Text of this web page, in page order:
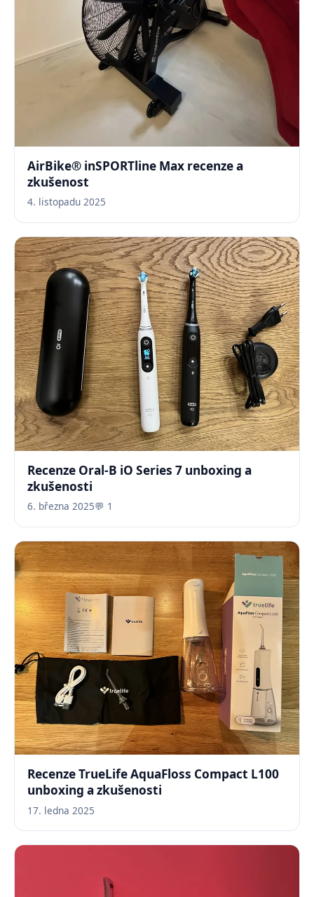
AirBike® inSPORTline Max recenze a
zkušenost
4. listopadu 2025
Recenze Oral-B iO Series 7 unboxing a
zkušenosti
6. března 2025💬 1
Recenze TrueLife AquaFloss Compact L100
unboxing a zkušenosti
17. ledna 2025